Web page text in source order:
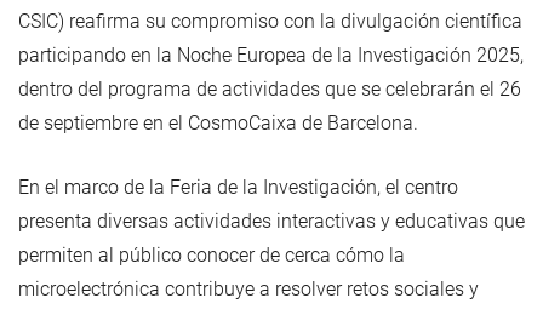
CSIC) reafirma su compromiso con la divulgación científica
participando en la Noche Europea de la Investigación 2025,
dentro del programa de actividades que se celebrarán el 26
de septiembre en el CosmoCaixa de Barcelona.
En el marco de la Feria de la Investigación, el centro
presenta diversas actividades interactivas y educativas que
permiten al público conocer de cerca cómo la
microelectrónica contribuye a resolver retos sociales y